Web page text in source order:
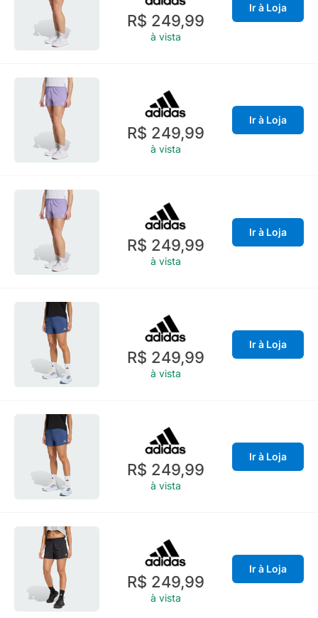
R$ 249,99
à vista
Ir à Loja
R$ 249,99
à vista
Ir à Loja
R$ 249,99
à vista
Ir à Loja
R$ 249,99
à vista
Ir à Loja
R$ 249,99
à vista
Ir à Loja
R$ 249,99
à vista
Ir à Loja